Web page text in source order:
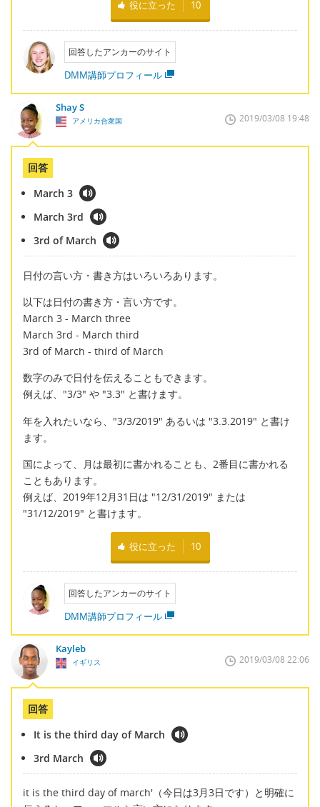
役に立った 10
回答したアンカーのサイト
DMM講師プロフィール
Shay S
アメリカ合衆国 2019/03/08 19:48
回答
March 3
March 3rd
3rd of March
日付の言い方・書き方はいろいろあります。
以下は日付の書き方・言い方です。
March 3 - March three
March 3rd - March third
3rd of March - third of March
数字のみで日付を伝えることもできます。
例えば、"3/3" や "3.3" と書けます。
年を入れたいなら、"3/3/2019" あるいは "3.3.2019" と書け
ます。
国によって、月は最初に書かれることも、2番目に書かれる
こともあります。
例えば、2019年12月31日は "12/31/2019" または
"31/12/2019" と書けます。
役に立った 10
回答したアンカーのサイト
DMM講師プロフィール
Kayleb
イギリス 2019/03/08 22:06
回答
It is the third day of March
3rd March
it is the third day of march'（今日は3月3日です）と明確に